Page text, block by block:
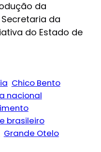
da
da
do Estado de
Chico Bento
nacional
brasileiro
Grande Otelo